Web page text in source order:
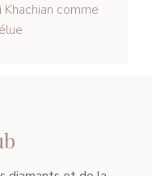
comme